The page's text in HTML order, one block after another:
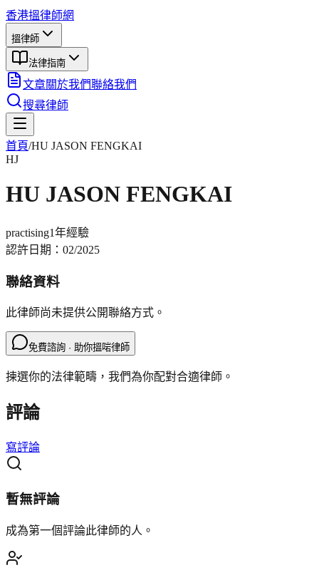
香港搵律師網
搵律師
法律指南
文章關於我們聯絡我們
搜尋律師
首頁/HU JASON FENGKAI
HJ
HU JASON FENGKAI
practising1年經驗
認許日期： 02/2025
聯絡資料
此律師尚未提供公開聯絡方式。
免費諮詢 · 助你搵啱律師
揀選你的法律範疇，我們為你配對合適律師。
評論
寫評論
暫無評論
成為第一個評論此律師的人。